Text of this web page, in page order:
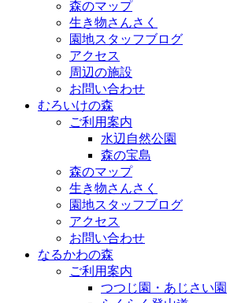
森のマップ
生き物さんさく
園地スタッフブログ
アクセス
周辺の施設
お問い合わせ
むろいけの森
ご利用案内
水辺自然公園
森の宝島
森のマップ
生き物さんさく
園地スタッフブログ
アクセス
お問い合わせ
なるかわの森
ご利用案内
つつじ園・あじさい園